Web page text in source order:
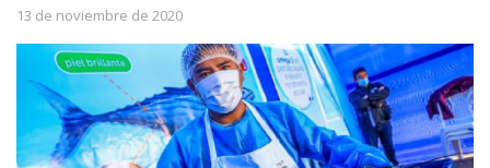
13 de noviembre de 2020